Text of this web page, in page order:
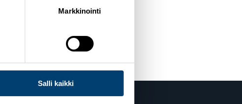
Markkinointi
Salli kaikki